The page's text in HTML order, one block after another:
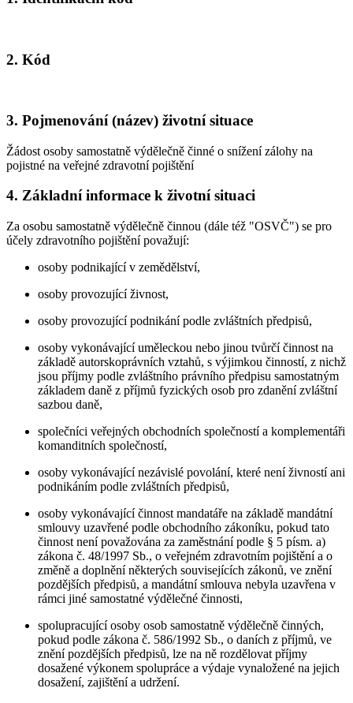
2. Kód
3. Pojmenování (název) životní situace
Žádost osoby samostatně výdělečně činné o snížení zálohy na
pojistné na veřejné zdravotní pojištění
4. Základní informace k životní situaci
Za osobu samostatně výdělečně činnou (dále též "OSVČ") se pro
účely zdravotního pojištění považují:
osoby podnikající v zemědělství,
osoby provozující živnost,
osoby provozující podnikání podle zvláštních předpisů,
osoby vykonávající uměleckou nebo jinou tvůrčí činnost na
základě autorskoprávních vztahů, s výjimkou činností, z nichž
jsou příjmy podle zvláštního právního předpisu samostatným
základem daně z příjmů fyzických osob pro zdanění zvláštní
sazbou daně,
společníci veřejných obchodních společností a komplementáři
komanditních společností,
osoby vykonávající nezávislé povolání, které není živností ani
podnikáním podle zvláštních předpisů,
osoby vykonávající činnost mandatáře na základě mandátní
smlouvy uzavřené podle obchodního zákoníku, pokud tato
činnost není považována za zaměstnání podle § 5 písm. a)
zákona č. 48/1997 Sb., o veřejném zdravotním pojištění a o
změně a doplnění některých souvisejících zákonů, ve znění
pozdějších předpisů, a mandátní smlouva nebyla uzavřena v
rámci jiné samostatné výdělečné činnosti,
spolupracující osoby osob samostatně výdělečně činných,
pokud podle zákona č. 586/1992 Sb., o daních z příjmů, ve
znění pozdějších předpisů, lze na ně rozdělovat příjmy
dosažené výkonem spolupráce a výdaje vynaložené na jejich
dosažení, zajištění a udržení.